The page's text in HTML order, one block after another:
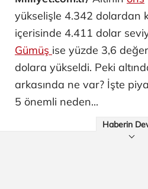
yükselişle 4.342 dolardan
içerisinde 4.411 dolar
Gümüş ise yüzde 3,6
dolara yükseldi. Peki
arkasında ne var? İşte
5 önemli neden...
Haberin